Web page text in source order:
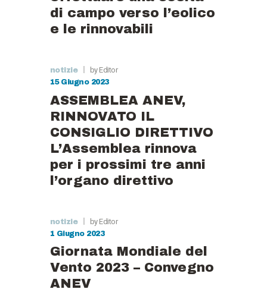
di campo verso l’eolico
e le rinnovabili
notizie by Editor
15 Giugno 2023
ASSEMBLEA ANEV,
RINNOVATO IL
CONSIGLIO DIRETTIVO
L’Assemblea rinnova
per i prossimi tre anni
l’organo direttivo
notizie by Editor
1 Giugno 2023
Giornata Mondiale del
Vento 2023 – Convegno
ANEV